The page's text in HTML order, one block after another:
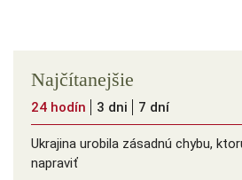
Najčítanejšie
24 hodín 3 dni 7 dní
Ukrajina urobila zásadnú chybu,
napraviť